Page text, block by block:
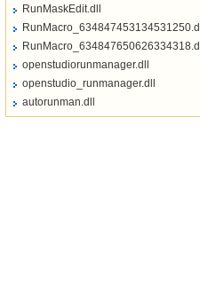
RunMaskEdit.dll
RunMacro_634847453134531250.dll
RunMacro_634847650626334318.dll
openstudiorunmanager.dll
openstudio_runmanager.dll
autorunman.dll